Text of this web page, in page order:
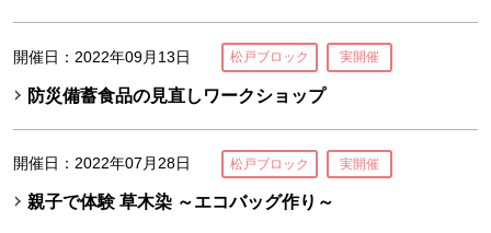
開催日：2022年09月13日 松戸ブロック 実開催
防災備蓄食品の見直しワークショップ
開催日：2022年07月28日 松戸ブロック 実開催
親子で体験 草木染 ～エコバッグ作り～